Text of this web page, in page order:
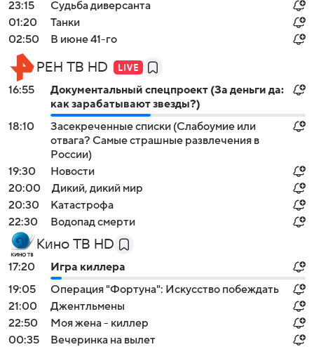
23:15
Судьба диверсанта
01:20
Танки
02:50
В июне 41-го
РЕН ТВ HD
16:55
Документальный спецпроект (За деньги да:
как зарабатывают звезды?)
18:10
Заcекрeченные списки (Слабоумие или
отвага? Самые страшные развлечения в
России)
19:30
Новости
20:00
Дикий, дикий мир
20:30
Катастрофа
22:30
Водопад смерти
Кино ТВ HD
17:20
Игра киллера
19:05
Операция "Фортуна": Искусство побеждать
21:00
Джентльмены
22:50
Моя жена - киллер
00:35
Вечеринка на вылет